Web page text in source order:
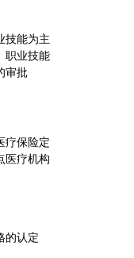
技能为主
职业技能
审批
疗保险定
医疗机构
的认定